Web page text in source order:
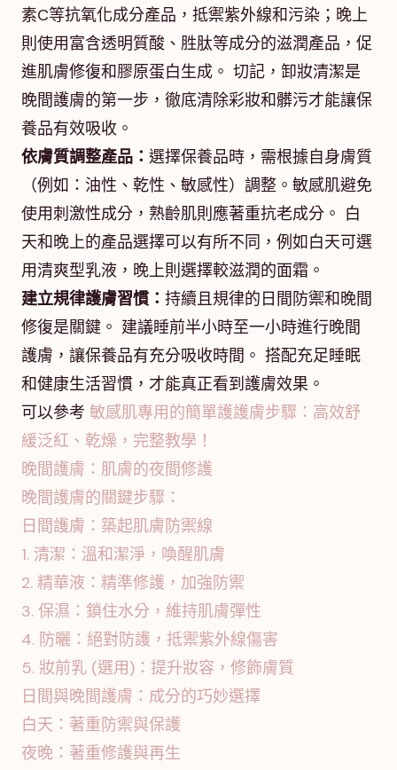
素C等抗氧化成分產品，抵禦紫外線和污染；晚上
則使用富含透明質酸、胜肽等成分的滋潤產品，促
進肌膚修復和膠原蛋白生成。 切記，卸妝清潔是
晚間護膚的第一步，徹底清除彩妝和髒污才能讓保
養品有效吸收。
依膚質調整產品： 選擇保養品時，需根據自身膚質
（例如：油性、乾性、敏感性）調整。敏感肌避免
使用刺激性成分，熟齡肌則應著重抗老成分。 白
天和晚上的產品選擇可以有所不同，例如白天可選
用清爽型乳液，晚上則選擇較滋潤的面霜。
建立規律護膚習慣： 持續且規律的日間防禦和晚間
修復是關鍵。 建議睡前半小時至一小時進行晚間
護膚，讓保養品有充分吸收時間。 搭配充足睡眠
和健康生活習慣，才能真正看到護膚效果。
可以參考 敏感肌專用的簡單護護膚步驟：高效舒
緩泛紅、乾燥，完整教學！
晚間護膚：肌膚的夜間修護
晚間護膚的關鍵步驟：
日間護膚：築起肌膚防禦線
1. 清潔：溫和潔淨，喚醒肌膚
2. 精華液：精準修護，加強防禦
3. 保濕：鎖住水分，維持肌膚彈性
4. 防曬：絕對防護，抵禦紫外線傷害
5. 妝前乳 (選用)：提升妝容，修飾膚質
日間與晚間護膚：成分的巧妙選擇
白天：著重防禦與保護
夜晚：著重修護與再生